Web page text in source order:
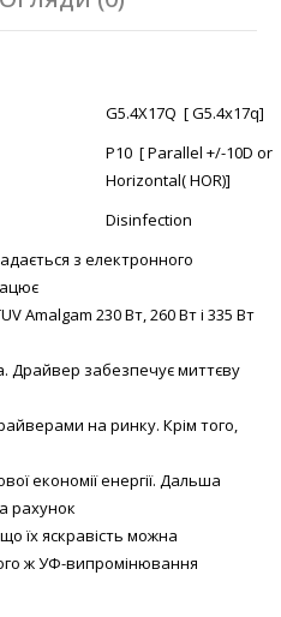
G5.4X17Q [ G5.4x17q]
P10 [ Parallel +/-10D or
Horizontal( HOR)]
Disinfection
з електронного
Amalgam 230 Вт, 260 Вт і 335 Вт
Драйвер забезпечує миттєву
на ринку. Крім того,
економії енергії. Дальша
рахунок
їх яскравість можна
ж УФ-випромінювання